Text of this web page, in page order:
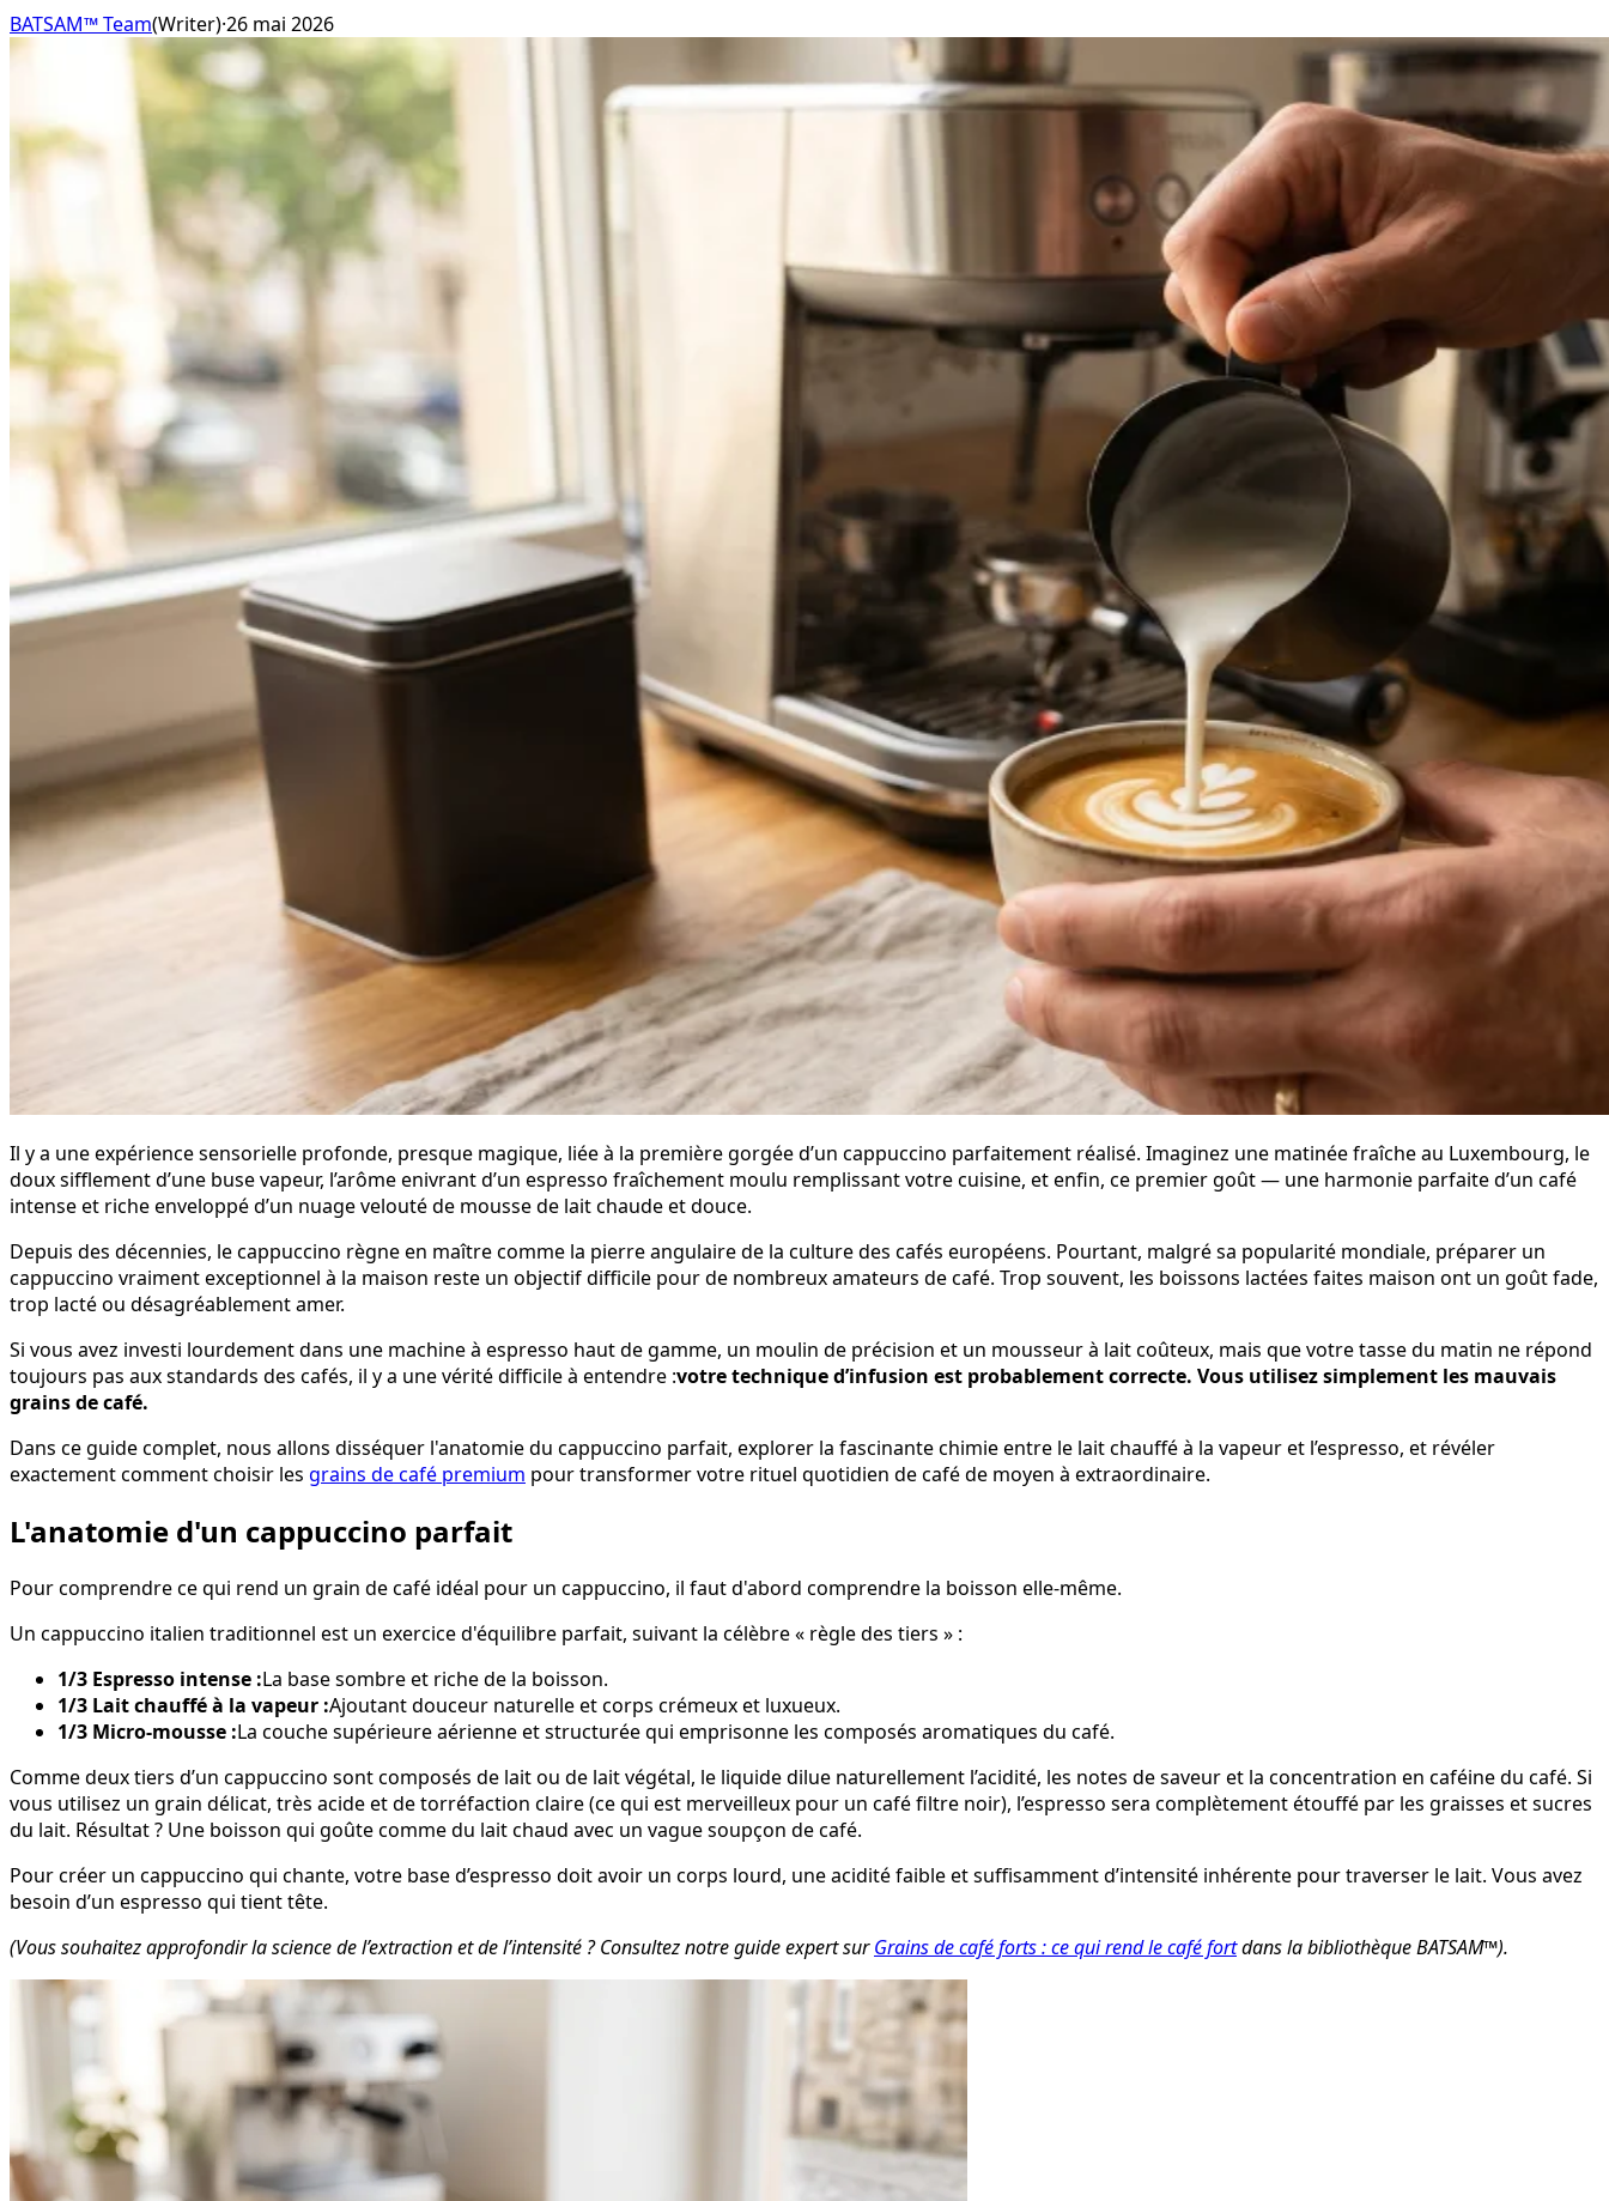
BATSAM™ Team(Writer)·26 mai 2026
Il y a une expérience sensorielle profonde, presque magique, liée à la première gorgée d’un cappuccino parfaitement réalisé. Imaginez une matinée fraîche au Luxembourg, le
doux sifflement d’une buse vapeur, l’arôme enivrant d’un espresso fraîchement moulu remplissant votre cuisine, et enfin, ce premier goût — une harmonie parfaite d’un café
intense et riche enveloppé d’un nuage velouté de mousse de lait chaude et douce.
Depuis des décennies, le cappuccino règne en maître comme la pierre angulaire de la culture des cafés européens. Pourtant, malgré sa popularité mondiale, préparer un
cappuccino vraiment exceptionnel à la maison reste un objectif difficile pour de nombreux amateurs de café. Trop souvent, les boissons lactées faites maison ont un goût fade,
trop lacté ou désagréablement amer.
Si vous avez investi lourdement dans une machine à espresso haut de gamme, un moulin de précision et un mousseur à lait coûteux, mais que votre tasse du matin ne répond
toujours pas aux standards des cafés, il y a une vérité difficile à entendre :votre technique d’infusion est probablement correcte. Vous utilisez simplement les mauvais
grains de café.
Dans ce guide complet, nous allons disséquer l'anatomie du cappuccino parfait, explorer la fascinante chimie entre le lait chauffé à la vapeur et l’espresso, et révéler
exactement comment choisir les grains de café premium pour transformer votre rituel quotidien de café de moyen à extraordinaire.
L'anatomie d'un cappuccino parfait
Pour comprendre ce qui rend un grain de café idéal pour un cappuccino, il faut d'abord comprendre la boisson elle-même.
Un cappuccino italien traditionnel est un exercice d'équilibre parfait, suivant la célèbre « règle des tiers » :
1/3 Espresso intense :La base sombre et riche de la boisson.
1/3 Lait chauffé à la vapeur :Ajoutant douceur naturelle et corps crémeux et luxueux.
1/3 Micro-mousse :La couche supérieure aérienne et structurée qui emprisonne les composés aromatiques du café.
Comme deux tiers d’un cappuccino sont composés de lait ou de lait végétal, le liquide dilue naturellement l’acidité, les notes de saveur et la concentration en caféine du café. Si
vous utilisez un grain délicat, très acide et de torréfaction claire (ce qui est merveilleux pour un café filtre noir), l’espresso sera complètement étouffé par les graisses et sucres
du lait. Résultat ? Une boisson qui goûte comme du lait chaud avec un vague soupçon de café.
Pour créer un cappuccino qui chante, votre base d’espresso doit avoir un corps lourd, une acidité faible et suffisamment d’intensité inhérente pour traverser le lait. Vous avez
besoin d’un espresso qui tient tête.
(Vous souhaitez approfondir la science de l’extraction et de l’intensité ? Consultez notre guide expert surGrains de café forts : ce qui rend le café fortdans la bibliothèque BATSAM™).